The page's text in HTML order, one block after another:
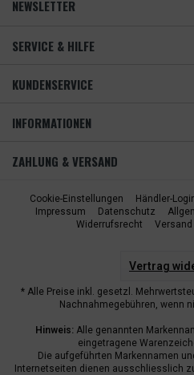
NEWSLETTER
SERVICE & HILFE
KUNDENSERVICE
INFORMATIONEN
ZAHLUNG & VERSAND
Cookie-Einstellungen Händler-
Impressum
Datenschutz
Widerrufsrecht
Vertrag
* Alle Preise inkl. gesetzl.
Nachnahmegebühren, wenn
Hinweis: Alle genannten
eingetragene
Die aufgeführten Markennamen
Internetseiten dienen ausschliesslich